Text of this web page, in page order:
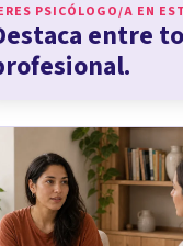
PSICÓLOGO/A EN
entre